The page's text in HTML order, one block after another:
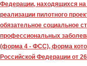
Федерации, находящихся
реализации пилотного
обязательное социальное
профессиональных
(форма 4 - ФСС), форма
Российской Федерации от